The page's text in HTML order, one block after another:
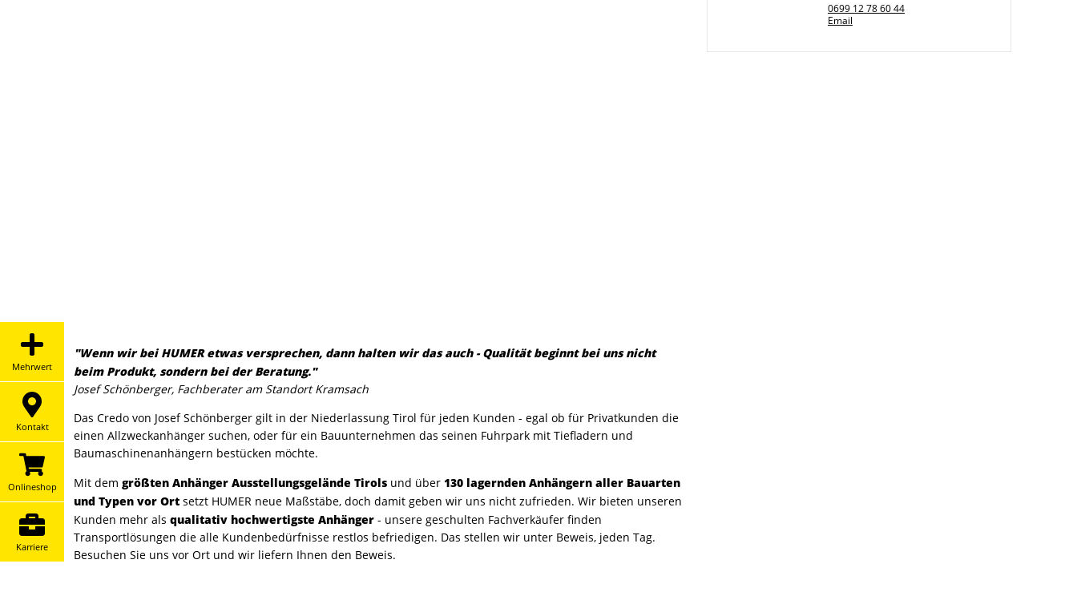
"Wenn wir bei HUMER etwas versprechen, dann halten wir das auch - Qualität beginnt bei uns nicht
beim Produkt, sondern bei der Beratung."
Josef Schönberger, Fachberater am Standort Kramsach
Das Credo von Josef Schönberger gilt in der Niederlassung Tirol für jeden Kunden - egal ob für Privatkunden die
einen Allzweckanhänger suchen, oder für ein Bauunternehmen das seinen Fuhrpark mit Tiefladern und
Baumaschinenanhängern bestücken möchte.
Mit dem größten Anhänger Ausstellungsgelände Tirols und über 130 lagernden Anhängern aller Bauarten
und Typen vor Ort setzt HUMER neue Maßstäbe, doch damit geben wir uns nicht zufrieden. Wir bieten unseren
Kunden mehr als qualitativ hochwertigste Anhänger - unsere geschulten Fachverkäufer finden
Transportlösungen die alle Kundenbedürfnisse restlos befriedigen. Das stellen wir unter Beweis, jeden Tag.
Besuchen Sie uns vor Ort und wir liefern Ihnen den Beweis.
0699 12 78 60 44
Email
Mehrwert
Kontakt
Onlineshop
Karriere